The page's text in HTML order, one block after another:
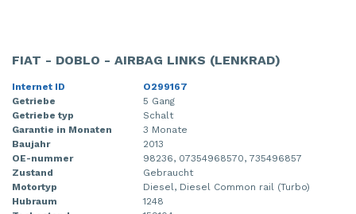
FIAT - DOBLO - AIRBAG LINKS (LENKRAD)
Internet ID
O299167
Getriebe
5 Gang
Getriebe typ
Schalt
Garantie in Monaten
3 Monate
Baujahr
2013
OE-nummer
98236, 07354968570, 735496857
Zustand
Gebraucht
Motortyp
Diesel, Diesel Common rail (Turbo)
Hubraum
1248